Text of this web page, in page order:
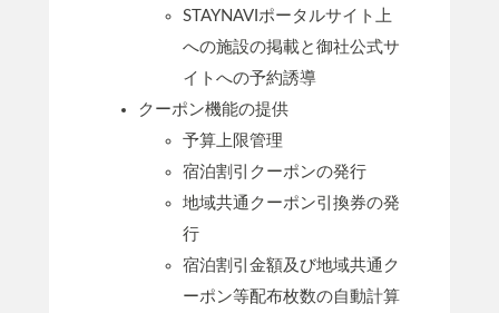
STAYNAVIポータルサイト上
への施設の掲載と御社公式サ
イトへの予約誘導
クーポン機能の提供
予算上限管理
宿泊割引クーポンの発行
地域共通クーポン引換券の発
行
宿泊割引金額及び地域共通ク
ーポン等配布枚数の自動計算